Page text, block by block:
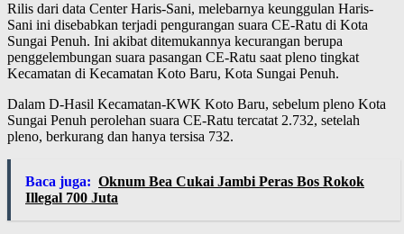
Rilis dari data Center Haris-Sani, melebarnya keunggulan Haris-
Sani ini disebabkan terjadi pengurangan suara CE-Ratu di Kota
Sungai Penuh. Ini akibat ditemukannya kecurangan berupa
penggelembungan suara pasangan CE-Ratu saat pleno tingkat
Kecamatan di Kecamatan Koto Baru, Kota Sungai Penuh.
Dalam D-Hasil Kecamatan-KWK Koto Baru, sebelum pleno Kota
Sungai Penuh perolehan suara CE-Ratu tercatat 2.732, setelah
pleno, berkurang dan hanya tersisa 732.
Baca juga: Oknum Bea Cukai Jambi Peras Bos Rokok
Illegal 700 Juta